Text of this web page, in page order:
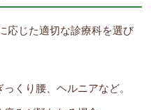
応じた適切な診療科を選び
くり腰、ヘルニアなど。